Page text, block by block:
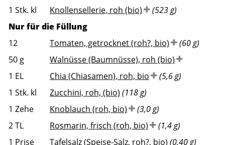
1 Stk. kl Knollensellerie, roh (bio)
(523 g)
Nur für die Füllung
12
Tomaten, getrocknet (roh?, bio)
(60 g)
50 g
Walnüsse (Baumnüsse), roh (bio)
1 EL Chia (Chiasamen), roh, bio
(5,6 g)
1 Stk. kl Zucchini, roh, (bio) (118 g)
1 Zehe Knoblauch (roh, bio)
(3,0 g)
2TL Rosmarin, frisch (roh, bio)
(1,4 g)
1 Prise Tafelsalz (Speise-Salz, roh?, bio) (0,40 g)